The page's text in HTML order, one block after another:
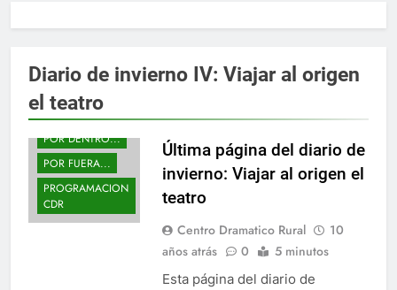
Diario de invierno IV: Viajar al origen
el teatro
CDR
NOTICIAS
POR DENTRO...
POR FUERA...
PROGRAMACION
CDR
Última página del diario de
invierno: Viajar al origen el
teatro
Centro Dramatico Rural
10
años atrás
0 5 minutos
Esta página del diario de